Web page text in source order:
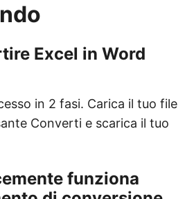
Excel in Word
in 2 fasi. Carica il tuo file
Converti e scarica il tuo
funziona